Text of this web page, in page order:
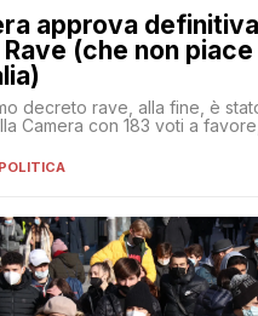
approva
(che non
decreto rave, alla fine, è
Camera con 183 voti a
POLITICA